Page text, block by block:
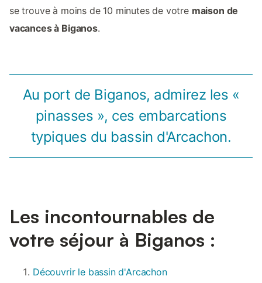
se trouve à moins de 10 minutes de votre maison de
vacances à Biganos.
Au port de Biganos, admirez les «
pinasses », ces embarcations
typiques du bassin d'Arcachon.
Les incontournables de
votre séjour à Biganos :
Découvrir le bassin d'Arcachon